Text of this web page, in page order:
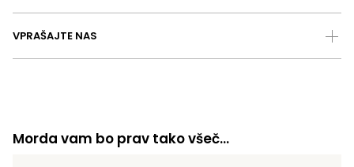
VPRAŠAJTE NAS
Morda vam bo prav tako všeč…